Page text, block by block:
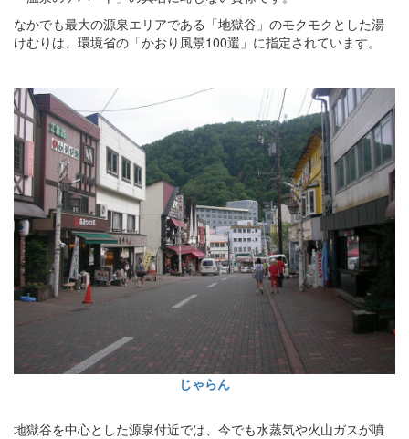
なかでも最大の源泉エリアである「地獄谷」のモクモクとした湯
けむりは、環境省の「かおり風景100選」に指定されています。
じゃらん
地獄谷を中心とした源泉付近では、今でも水蒸気や火山ガスが噴